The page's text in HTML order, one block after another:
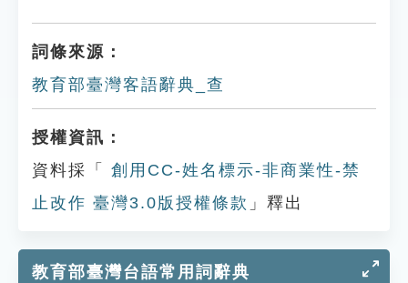
詞條來源：
教育部臺灣客語辭典_查
授權資訊：
資料採「
創用CC-姓名標示-非商業性-禁
止改作 臺灣3.0版授權條款 」釋出
教育部臺灣台語常用詞辭典